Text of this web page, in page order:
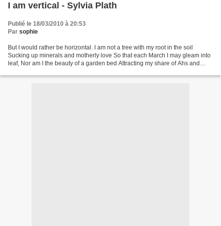
I am vertical - Sylvia Plath
Publié le 18/03/2010 à 20:53
Par sophie
But I would rather be horizontal. I am not a tree with my root in the soil
Sucking up minerals and motherly love So that each March I may gleam into
leaf, Nor am I the beauty of a garden bed Attracting my share of Ahs and